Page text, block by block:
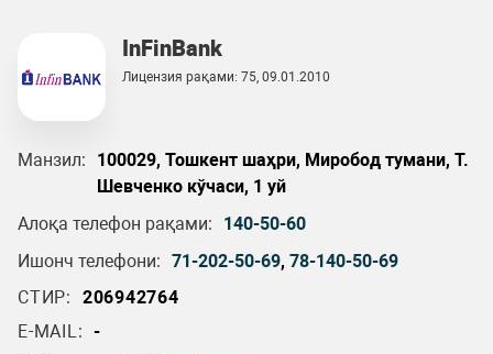
InFinBank
Лицензия рақами: 75, 09.01.2010
Манзил:
100029, Тошкент шаҳри, Миробод тумани, Т.
Шевченко кўчаси, 1 уй
Алоқа телефон рақами:
140-50-60
Ишонч телефони: 71-202-50-69, 78-140-50-69
СТИР:
206942764
E-MAIL: -